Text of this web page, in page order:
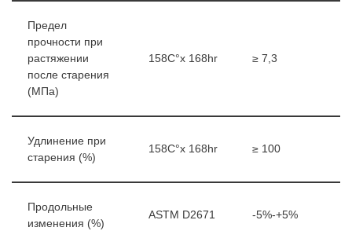
Предел
прочности при
растяжении
после старения
(МПа)
158C°x 168hr ≥ 7,3
Удлинение при
старения (%)
158C°x 168hr ≥ 100
Продольные
изменения (%)
ASTM D2671 -5%-+5%